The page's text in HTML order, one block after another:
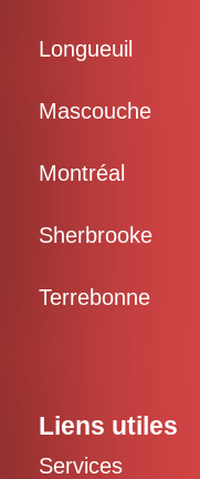
Longueuil
Mascouche
Montréal
Sherbrooke
Terrebonne
Liens utiles
Services